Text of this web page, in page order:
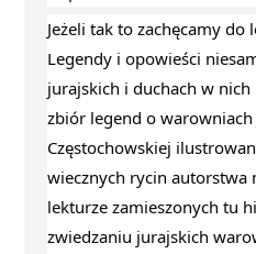
Jeżeli tak to zachęcamy do
Legendy i opowieści
jurajskich i duchach w nich
zbiór legend o
Częstochowskiej
wiecznych rycin autorstwa
lekturze zamieszonych tu
zwiedzaniu jurajskich